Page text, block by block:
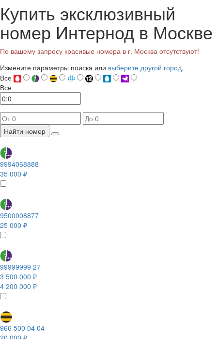
Купить эксклюзивный
номер Интернод в Москве
По вашему запросу красивые номера в г. Москва отсутствуют!
Измените параметры поиска или выберите другой город.
Все
Все
Найти номер
9994068888
35 000 ₽
9500008877
25 000 ₽
99999999 27
3 500 000 ₽
4 200 000 ₽
966 500 04 04